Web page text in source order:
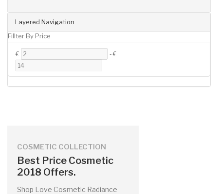
Layered Navigation
Fillter By Price
€ -€
COSMETIC COLLECTION
Best Price Cosmetic
2018 Offers.
Shop Love Cosmetic Radiance